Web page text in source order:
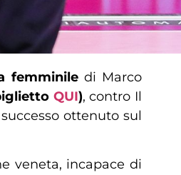
femminiledi Marco
QUI), contro Il
ottenuto sul
veneta, incapace di